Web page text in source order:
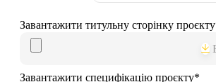
Завантажити титульну сторінку проєкту
Завантажити специфікацію проєкту*